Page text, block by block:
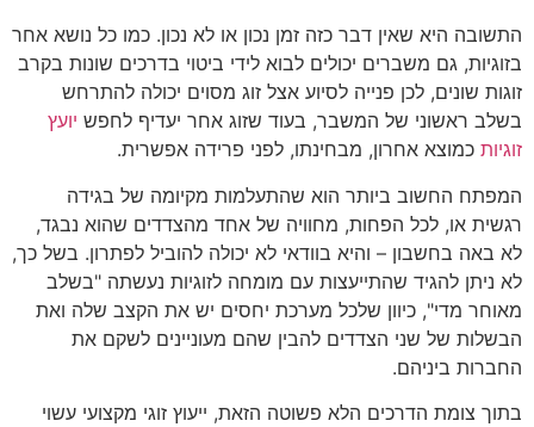
התשובה היא שאין דבר כזה זמן נכון או לא נכון. כמו כל נושא אחר
בזוגיות, גם משברים יכולים לבוא לידי ביטוי בדרכים שונות בקרב
זוגות שונים, לכן פנייה לסיוע אצל זוג מסוים יכולה להתרחש
בשלב ראשוני של המשבר, בעוד שזוג אחר יעדיף לחפש יועץ
זוגיות כמוצא אחרון, מבחינתו, לפני פרידה אפשרית.
המפתח החשוב ביותר הוא שהתעלמות מקיומה של בגידה
רגשית או, לכל הפחות, מחוויה של אחד מהצדדים שהוא נבגד,
לא באה בחשבון – והיא בוודאי לא יכולה להוביל לפתרון. בשל כך,
לא ניתן להגיד שהתייעצות עם מומחה לזוגיות נעשתה "בשלב
מאוחר מדי", כיוון שלכל מערכת יחסים יש את הקצב שלה ואת
הבשלות של שני הצדדים להבין שהם מעוניינים לשקם את
החברות ביניהם.
בתוך צומת הדרכים הלא פשוטה הזאת, ייעוץ זוגי מקצועי עשוי